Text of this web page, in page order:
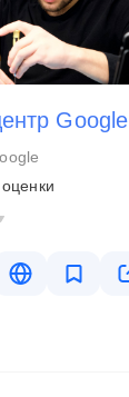
Google